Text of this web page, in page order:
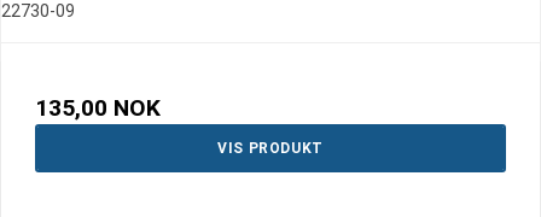
22730-09
135,00 NOK
VIS PRODUKT